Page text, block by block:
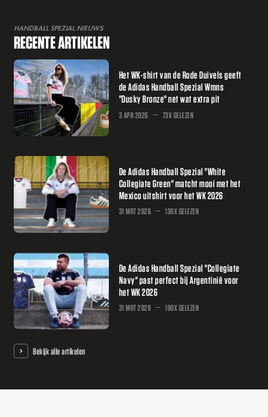
HANDBALL SPEZIAL NIEUWS
RECENTE ARTIKELEN
Het WK-shirt van de Rode Duivels geeft
de Adidas Handball Spezial Wmns
"Dusky Bronze" net wat extra pit
3 APR 2026 73X GELEZEN
De Adidas Handball Spezial "White
Collegiate Green" matcht mooi met het
Mexico uitshirt voor het WK 2026
31 MRT 2026 136X GELEZEN
De Adidas Handball Spezial "Collegiate
Navy" past perfect bij Argentinië voor
het WK 2026
31 MRT 2026 190X GELEZEN
Bekijk alle artikelen